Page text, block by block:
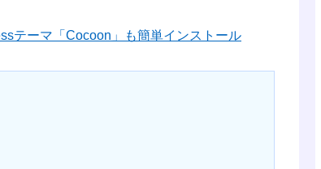
テーマ「Cocoon」も簡単インストール